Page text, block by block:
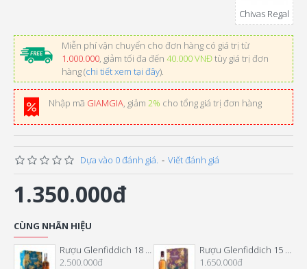
Miễn phí vận chuyển cho đơn hàng có giá trị từ
1.000.000, giảm tối đa đến 40.000 VNĐtùy giá trị đơn
hàng (chi tiết xem tại đây).
Nhập mã GIAMGIA, giảm 2% cho tổng giá trị đơn hàng
Chivas Regal
Dựa vào 0 đánh giá. - Viết đánh giá
1.350.000đ
CÙNG NHÃN HIỆU
Rượu Glenfiddich 18 Năm Hộp Quà Tết 2026
2.500.000đ
Rượu Glenfiddich 15 Năm Hộp Quà Tết 2026
1.650.000đ